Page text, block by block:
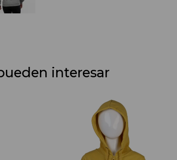
interesar